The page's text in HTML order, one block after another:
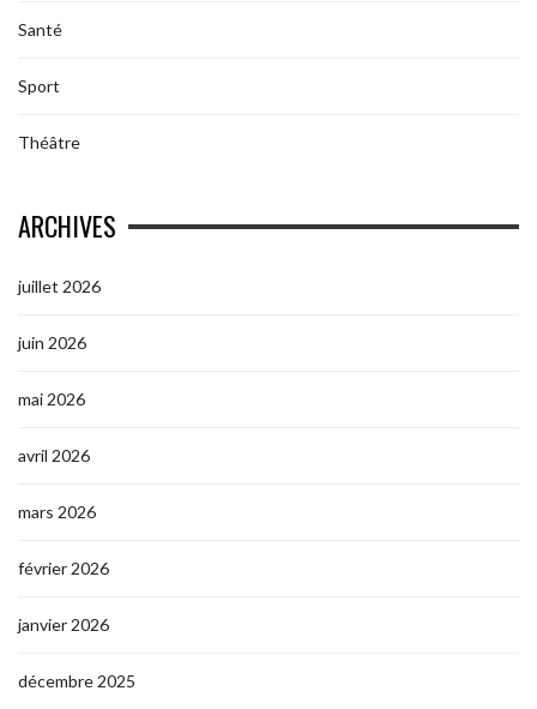
Santé
Sport
Théâtre
ARCHIVES
juillet 2026
juin 2026
mai 2026
avril 2026
mars 2026
février 2026
janvier 2026
décembre 2025